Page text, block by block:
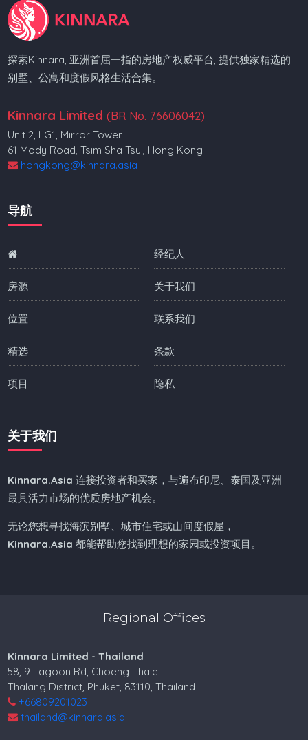
探索Kinnara, 亚洲首屈一指的房地产权威平台, 提供独家精选的
别墅、公寓和度假风格生活合集。
Kinnara Limited (BR No. 76606042)
Unit 2, LG1, Mirror Tower
61 Mody Road, Tsim Sha Tsui, Hong Kong
hongkong@kinnara.asia
导航
房源
位置
精选
项目
经纪人
关于我们
联系我们
条款
隐私
关于我们
Kinnara.Asia 连接投资者和买家，与遍布印尼、泰国及亚洲
最具活力市场的优质房地产机会。
无论您想寻找海滨别墅、城市住宅或山间度假屋，
Kinnara.Asia 都能帮助您找到理想的家园或投资项目。
Regional Offices
Kinnara Limited - Thailand
58, 9 Lagoon Rd, Choeng Thale
Thalang District, Phuket, 83110, Thailand
+66809201023
thailand@kinnara.asia